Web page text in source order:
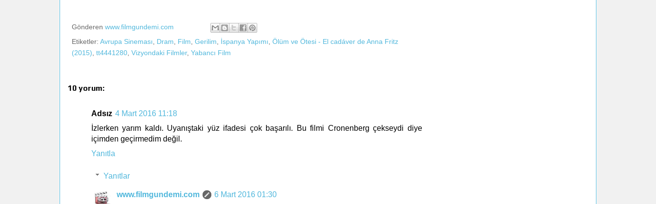
Gönderen www.filmgundemi.com
Etiketler: Avrupa Sineması Dram Film Gerilim İspanya Yapımı Ölüm ve Ötesi - El cadáver de Anna Fritz
(2015) tt4441280 Vizyondaki Filmler, Yabancı Film
10 yorum:
Adsız 4 Mart 2016 11:18
İzlerken yarım kaldı. Uyanıştaki yüz ifadesi çok başarılı. Bu filmi Cronenberg çekseydi diye
içimden geçirmedim değil.
Yanıtla
Yanıtlar
www.filmgundemi.com
6 Mart 2016 01:30